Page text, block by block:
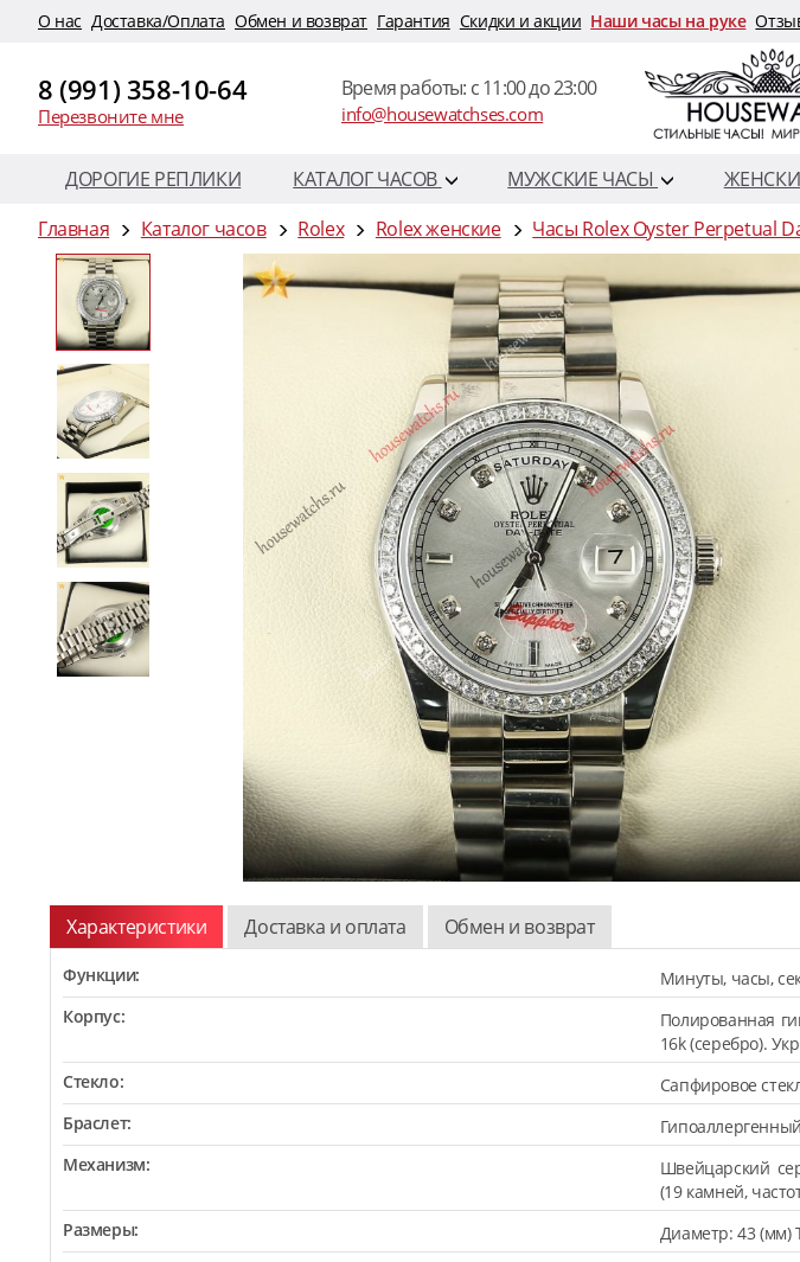
O нас Доставка/Оплата Обмен и возврат Гарантия Скидки и акции Наши часы на руке
8 (991) 358-10-64
Перезвоните мне
Время работы: c 11:00 до 23:00
info@housewatchses.com
ДОРОГИЕ РЕПЛИКИ КАТАЛОГ ЧАСОВ МУЖСКИЕ ЧАСЫ
Главная
Каталог часов Rolex Rolex женские Часы Rolex Oyster Perpetual
Характеристики Доставка и оплата Обмен и возврат
Функции:
Минуты, часы,
Корпус:
Полированная
16k (серебро).
Стекло:
Сапфировое
Браслет:
Механизм:
Швейцарский
(19 камней,
Размеры:
Диаметр: 43 (мм)